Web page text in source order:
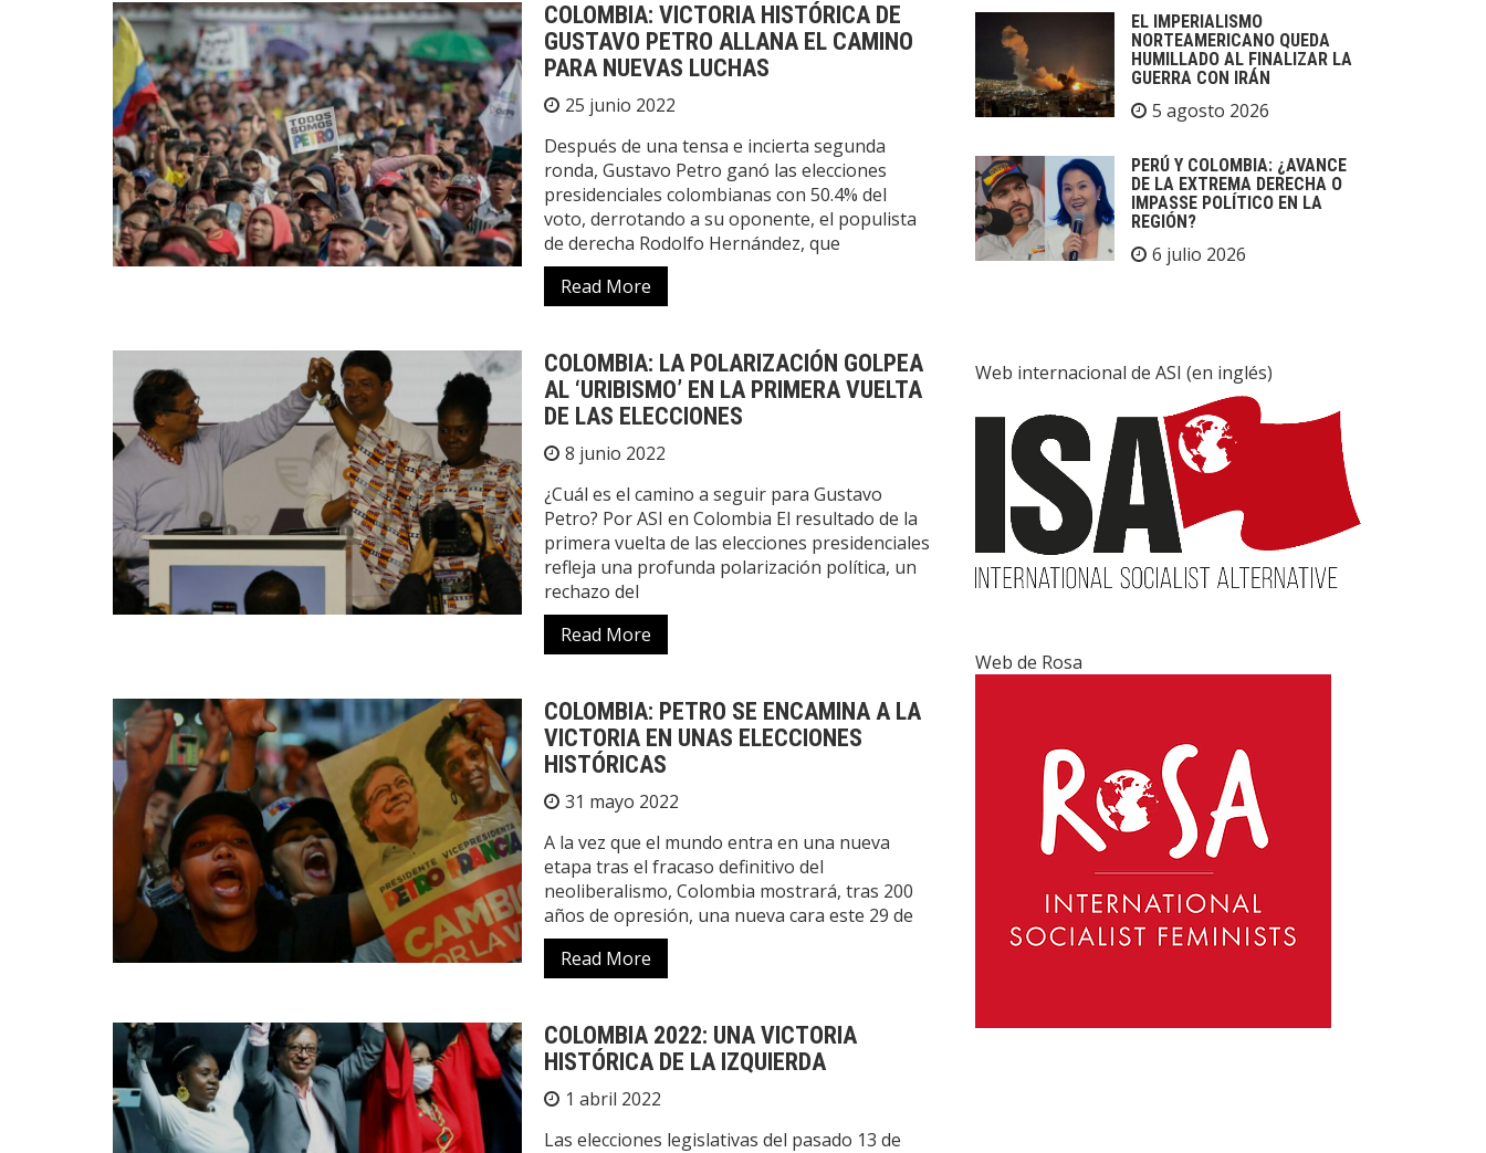
COLOMBIA: VICTORIA HISTÓRICA DE
GUSTAVO PETRO ALLANA EL CAMINO
PARA NUEVAS LUCHAS
25 junio 2022
Después de una tensa e incierta segunda
ronda, Gustavo Petro ganó las elecciones
presidenciales colombianas con 50.4% del
voto, derrotando a su oponente, el populista
de derecha Rodolfo Hernández, que
Read More
COLOMBIA: LA POLARIZACIÓN GOLPEA
AL ‘URIBISMO’ EN LA PRIMERA VUELTA
DE LAS ELECCIONES
8 junio 2022
¿Cuál es el camino a seguir para Gustavo
Petro? Por ASI en Colombia El resultado de la
primera vuelta de las elecciones presidenciales
refleja una profunda polarización política, un
rechazo del
Read More
COLOMBIA: PETRO SE ENCAMINA A LA
VICTORIA EN UNAS ELECCIONES
HISTÓRICAS
31 mayo 2022
A la vez que el mundo entra en una nueva
etapa tras el fracaso definitivo del
neoliberalismo, Colombia mostrará, tras 200
años de opresión, una nueva cara este 29 de
Read More
COLOMBIA 2022: UNA VICTORIA
HISTÓRICA DE LA IZQUIERDA
1 abril 2022
Las elecciones legislativas del pasado 13 de
EL IMPERIALISMO
NORTEAMERICANO QUEDA
HUMILLADO AL FINALIZAR LA
GUERRA CON IRÁN
5 agosto 2026
PERÚ Y COLOMBIA: ¿AVANCE
DE LA EXTREMA DERECHA O
IMPASSE POLÍTICO EN LA
REGIÓN?
6 julio 2026
Web internacional de ASI (en inglés)
Web de Rosa